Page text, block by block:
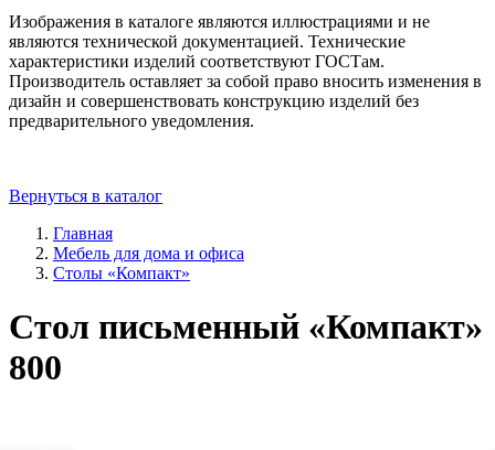
Изображения в каталоге являются иллюстрациями и не
являются технической документацией. Технические
характеристики изделий соответствуют ГОСТам.
Производитель оставляет за собой право вносить изменения в
дизайн и совершенствовать конструкцию изделий без
предварительного уведомления.
Вернуться в каталог
Главная
Мебель для дома и офиса
Столы «Компакт»
Стол письменный «Компакт»
800